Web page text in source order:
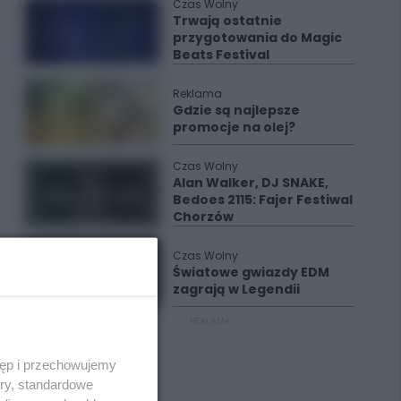
Czas Wolny
Trwają ostatnie
przygotowania do Magic
Beats Festival
Reklama
Gdzie są najlepsze
promocje na olej?
Czas Wolny
Alan Walker, DJ SNAKE,
Bedoes 2115: Fajer Festiwal
Chorzów
Czas Wolny
Światowe gwiazdy EDM
zagrają w Legendii
i przechowujemy
standardowe